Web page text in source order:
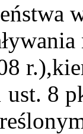
ust. 8